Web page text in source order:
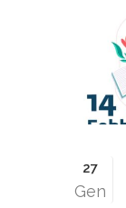
27
Gen